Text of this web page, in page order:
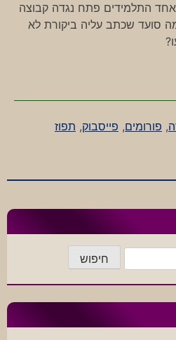
התלמידים פתח נגדה קבוצה
סועד שכתב עליה ביקורת לא
, פורומים, פייסבוק, תפוז